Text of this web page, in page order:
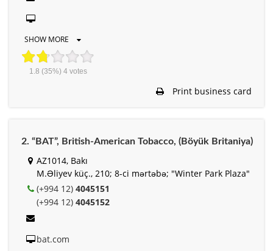
SHOW MORE
1.8 (35%) 4votes
Print business card
2. “BAT”, British-American Tobacco, (Böyük Britaniya)
AZ1014, Bakı
M.Əliyev küç., 210; 8-ci mərtəbə; "Winter Park Plaza"
(+994 12) 4045151
(+994 12) 4045152
bat.com